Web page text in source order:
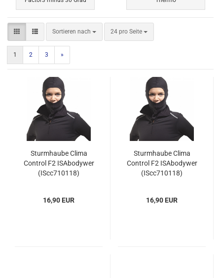
Sortieren nach
Sortieren nach 24 pro Seite
pro Seite
1 2 3 »
Sturmhaube Clima
Control F2 ISAbodywer
(IScc710118)
16,90 EUR
Sturmhaube Clima
Control F2 ISAbodywer
(IScc710118)
16,90 EUR